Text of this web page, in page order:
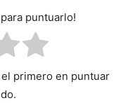
puntuarlo!
el primero en puntuar